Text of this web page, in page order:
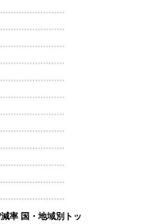
率 国・地域別トッ